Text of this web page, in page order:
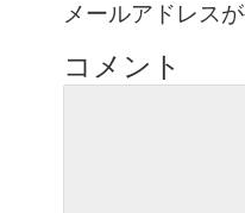
メールアドレス
コメント